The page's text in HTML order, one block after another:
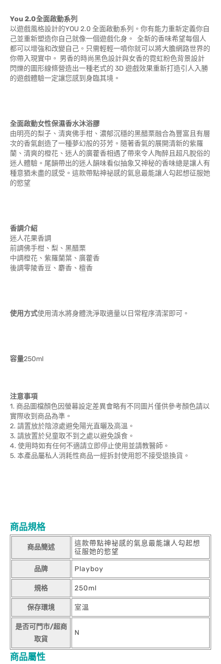
You 2.0全面啟動系列
以遊戲風格設計的YOU 2.0 全面啟動系列。你有能力重新定義你自
己並重新塑造你自己就像一個遊戲化身。 全新的香味希望每個人
都可以增強和改變自己。只需輕輕一噴你就可以將大膽網路世界的
你帶入現實中。 男香的時尚黑色設計與女香的霓虹粉色背景設計
閃爍的圖形線條營造出一種老式的 3D 遊戲效果重新打造引人入勝
的遊戲體驗一定讓您感到身臨其境。
全面啟動女性保濕香水沐浴膠
由明亮的梨子、清爽佛手柑、濃郁沉穩的黑醋栗融合為豐富且有層
次的香氣創造了一種夢幻般的芬芳。隨著香氣的展開清新的紫羅
蘭、清爽的橙花、迷人的廣藿香相遇了帶來令人陶醉且超凡脫俗的
迷人體驗。尾韻帶出的迷人韻味看似抽象又神秘的香味總是讓人有
種意猶未盡的感受。這款帶點神祕感的氣息最能讓人勾起想征服她
的慾望
香調介紹
迷人花果香調
前調佛手柑、梨、黑醋栗
中調橙花、紫羅蘭葉、廣藿香
後調零陵香豆、麝香、檀香
使用方式使用清水將身體洗淨取適量以日常程序清潔即可。
容量250ml
注意事項
1. 商品圖檔顏色因螢幕設定差異會略有不同圖片僅供參考顏色請以
實際收到商品為準。
2. 請置放於陰涼處避免陽光直曬及高溫。
3. 請放置於兒童取不到之處以避免誤食。
4. 使用時如有任何不適請立即停止使用並請教醫師。
5. 本產品屬私人消耗性商品一經拆封使用恕不接受退換貨。
商品規格
商品簡述
這款帶點神祕感的氣息最能讓人勾起想
征服她的慾望
品牌 Playboy
規格 250ml
保存環境 室溫
是否可門市/超商
取貨
N
商品屬性